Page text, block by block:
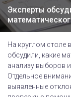
Эксперты
На круглом столе
обсудили, какие
анализу выборов
Отдельное
выявленные